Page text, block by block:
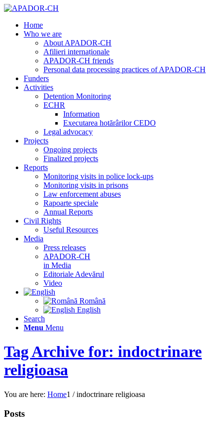
Home
Who we are
About APADOR-CH
Afilieri internaționale
APADOR-CH friends
Personal data processing practices of APADOR-CH
Funders
Activities
Detention Monitoring
ECHR
Information
Executarea hotărârilor CEDO
Legal advocacy
Projects
Ongoing projects
Finalized projects
Reports
Monitoring visits in police lock-ups
Monitoring visits in prisons
Law enforcement abuses
Rapoarte speciale
Annual Reports
Civil Rights
Useful Resources
Media
Press releases
APADOR-CH
in Media
Editoriale Adevărul
Video
Română
English
Search
Menu Menu
Tag Archive for: indoctrinare
religioasa
You are here: Home1 / indoctrinare religioasa
Posts